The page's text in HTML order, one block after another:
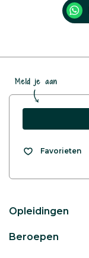
Meld je aan
Favorieten
Opleidingen
Beroepen